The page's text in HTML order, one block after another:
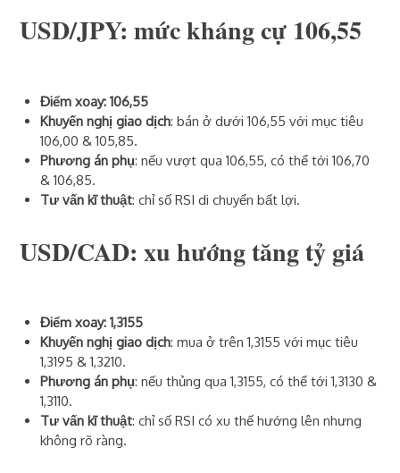
USD/JPY: mức kháng cự 106,55
Điểm xoay: 106,55
Khuyến nghị giao dịch: bán ở dưới 106,55 với mục tiêu
106,00 & 105,85.
Phương án phụ: nếu vượt qua 106,55, có thể tới 106,70
& 106,85.
Tư vấn kĩ thuật: chỉ số RSI di chuyển bất lợi.
USD/CAD: xu hướng tăng tỷ giá
Điểm xoay: 1,3155
Khuyến nghị giao dịch: mua ở trên 1,3155 với mục tiêu
1,3195 & 1,3210.
Phương án phụ: nếu thủng qua 1,3155, có thể tới 1,3130 &
1,3110.
Tư vấn kĩ thuật: chỉ số RSI có xu thế hướng lên nhưng
không rõ ràng.